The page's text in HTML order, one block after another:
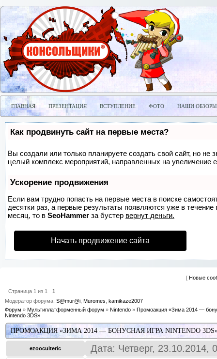
ГЛАВНАЯ ПРЕЗЕНТАЦИЯ ВСТУПЛЕНИЕ ФОТО НАШИ ОБЗОРЫ
Как продвинуть сайт на первые места?
Вы создали или только планируете создать свой сайт, но не
целый комплекс мероприятий, направленных на увеличение
Ускорение продвижения
Если вам трудно попасть на первые места в поиске
десятки раз, а первые результаты появляются уже в
месяц, то в SeoHammer за бустер вернут деньги.
Начать продвижение сайта
[ Новые
Страница 1 из 1
1
Модератор форума: S@mur@i Muromes kamikaze2007
Форум » Мультиплатформенный форум » Nintendo » Промоакция «Зима 2014 —
Nintendo 3DS»
ПРОМОАКЦИЯ «ЗИМА 2014 — БОНУСНАЯ ИГРА NINTENDO
ezooculteric Дата: Четверг,